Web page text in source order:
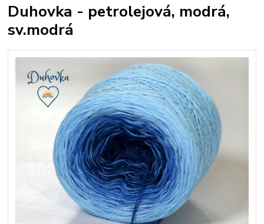
Duhovka - petrolejová, modrá,
sv.modrá